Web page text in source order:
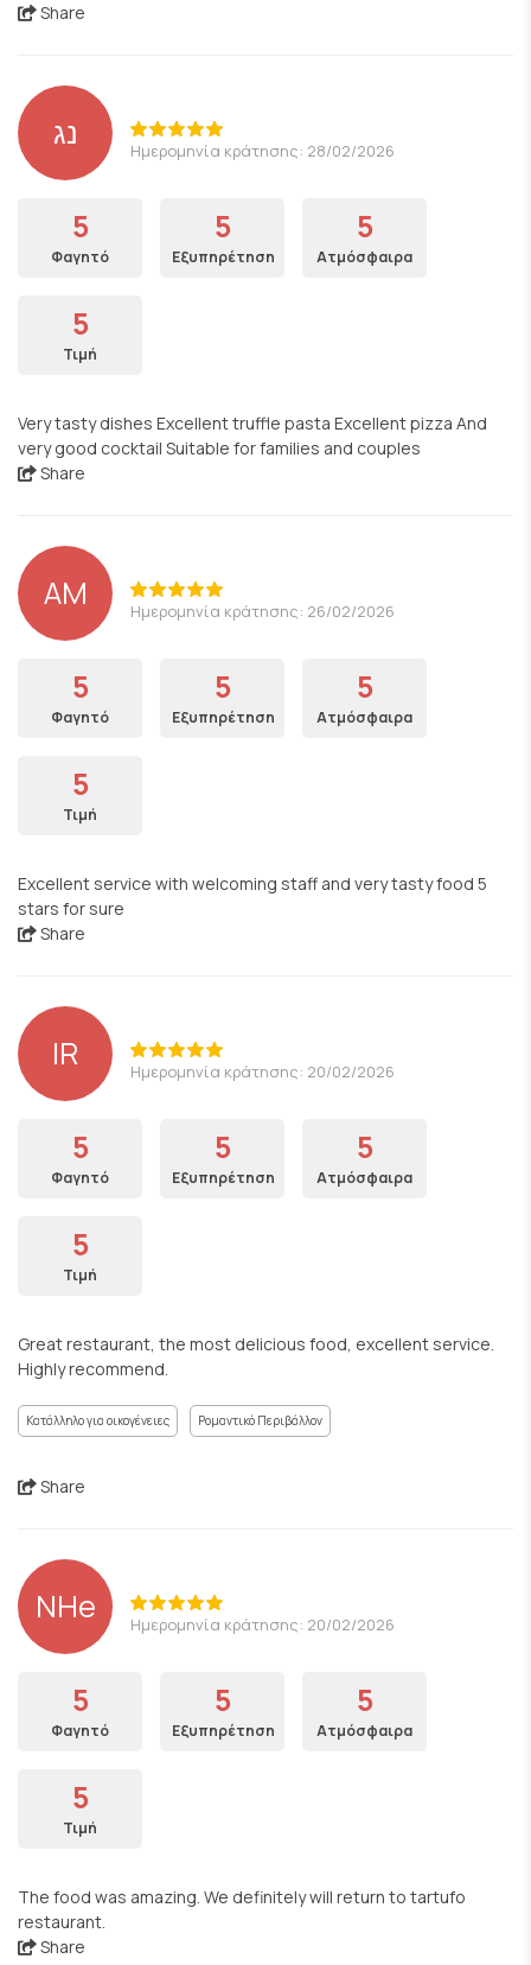
Share
נג Ημερομηνία κράτησης: 28/02/2026
5
Φαγητό
5
Εξυπηρέτηση
5
Ατμόσφαιρα
5
Τιμή
Very tasty dishes Excellent truffle pasta Excellent pizza And
very good cocktail Suitable for families and couples
Share
AM Ημερομηνία κράτησης: 26/02/2026
5
Φαγητό
5
Εξυπηρέτηση
5
Ατμόσφαιρα
5
Τιμή
Excellent service with welcoming staff and very tasty food 5
stars for sure
Share
IR Ημερομηνία κράτησης: 20/02/2026
5
Φαγητό
5
Εξυπηρέτηση
5
Ατμόσφαιρα
5
Τιμή
Great restaurant, the most delicious food, excellent service.
Highly recommend.
Κατάλληλο για οικογένειες Ρομαντικό Περιβάλλον
Share
NHe Ημερομηνία κράτησης: 20/02/2026
5
Φαγητό
5
Εξυπηρέτηση
5
Ατμόσφαιρα
5
Τιμή
The food was amazing. We definitely will return to tartufo
restaurant.
Share